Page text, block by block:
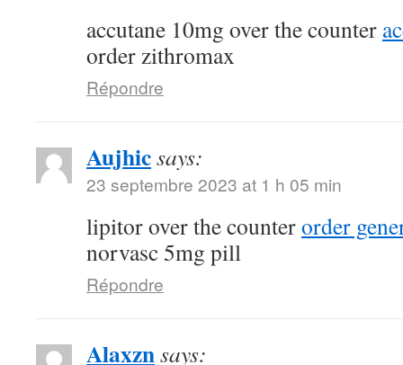
accutane 10mg over the counter
order zithromax
Répondre
Aujhicsays:
23 septembre 2023 at 1 h 05 min
lipitor over the counterorder
norvasc 5mg pill
Répondre
Alaxznsays: